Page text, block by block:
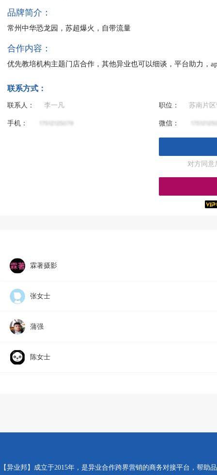
品牌简介：
常州中华恐龙园，苏超爆火，自带流量
合作内容：
优先教培机构主题门店合作，其他异业也可以细谈，平台助力，
联系方式：
联系人： 李一凡 职位： 苏南片
手机： 微信：
对方同意
霖著摄影
张女士
蒲强
陈女士
【异业邦】成立于2015年，是异业合作跨界营销的商务对接平台，帮助